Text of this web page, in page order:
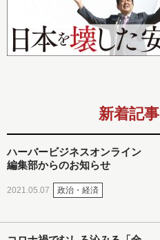
新着記事
ハーバービジネスオンライン
編集部からのお知らせ
2021.05.07 政治・経済